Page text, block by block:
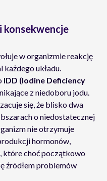
konsekwencje
w organizmie reakcję
każdego układu.
IDD (Iodine Deficiency
z niedoboru jodu.
się, że blisko dwa
o niedostatecznej
nie otrzymuje
hormonów,
które choć początkowo
źródłem problemów